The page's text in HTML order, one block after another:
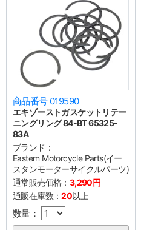
商品番号 019590
エキゾーストガスケットリテー
ニングリング 84-BT 65325-
83A
ブランド：
Eastern Motorcycle Parts(イー
スタンモーターサイクルパーツ)
通常販売価格： 3,290円
通販在庫数：20以上
数量：